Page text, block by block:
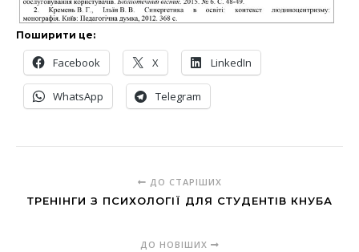
Поширити це:
Facebook X LinkedIn
WhatsApp Telegram
ДО СТАРІШИХ
ТРЕНІНГИ З ПСИХОЛОГІЇ ДЛЯ СТУДЕНТІВ КНУБА
ДО НОВІШИХ